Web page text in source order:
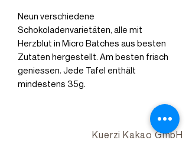
Neun verschiedene
Schokoladenvarietäten, alle mit
Herzblut in Micro Batches aus besten
Zutaten hergestellt. Am besten frisch
geniessen. Jede Tafel enthält
mindestens 35g.
Kuerzi Kakao GmbH